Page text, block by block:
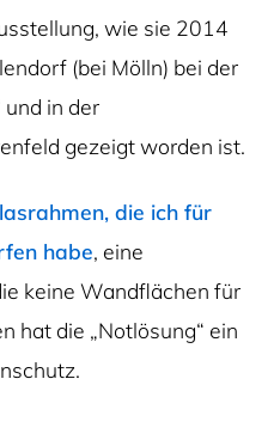
wie sie 2014
(bei Mölln) bei der
und in der
gezeigt worden ist.
die ich für
habe, eine
keine Wandflächen für
hat die „Notlösung“ ein